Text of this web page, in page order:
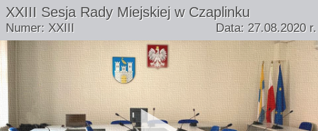
XXIII Sesja Rady Miejskiej w Czaplinku
Numer: XXIII Data: 27.08.2020 r.